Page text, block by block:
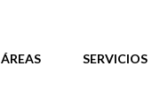
ÁREAS SERVICIOS